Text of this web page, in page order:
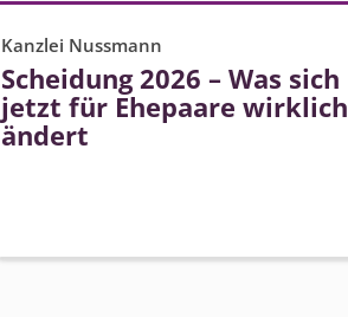
Kanzlei Nussmann
Scheidung 2026 – Was sich
jetzt für Ehepaare wirklich
ändert